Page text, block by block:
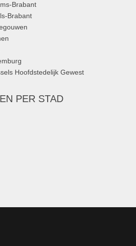
Brabant
Brabant
Hoofdstedelijk Gewest
PER STAD